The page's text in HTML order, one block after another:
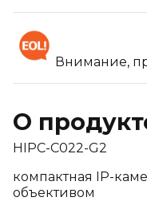
Внимание,
О
HIPC-C022-G2
компактная IP-
объективом